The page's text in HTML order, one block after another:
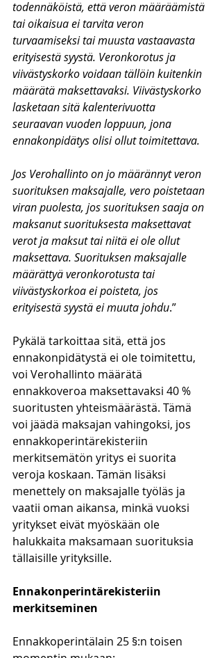
todennäköistä, että veron määräämistä
tai oikaisua ei tarvita veron
turvaamiseksi tai muusta vastaavasta
erityisestä syystä. Veronkorotus ja
viivästyskorko voidaan tällöin kuitenkin
määrätä maksettavaksi. Viivästyskorko
lasketaan sitä kalenterivuotta
seuraavan vuoden loppuun, jona
ennakonpidätys olisi ollut toimitettava.
Jos Verohallinto on jo määrännyt veron
suorituksen maksajalle, vero poistetaan
viran puolesta, jos suorituksen saaja on
maksanut suorituksesta maksettavat
verot ja maksut tai niitä ei ole ollut
maksettava. Suorituksen maksajalle
määrättyä veronkorotusta tai
viivästyskorkoa ei poisteta, jos
erityisestä syystä ei muuta johdu.”
Pykälä tarkoittaa sitä, että jos
ennakonpidätystä ei ole toimitettu,
voi Verohallinto määrätä
ennakkoveroa maksettavaksi 40 %
suoritusten yhteismäärästä. Tämä
voi jäädä maksajan vahingoksi, jos
ennakkoperintärekisteriin
merkitsemätön yritys ei suorita
veroja koskaan. Tämän lisäksi
menettely on maksajalle työläs ja
vaatii oman aikansa, minkä vuoksi
yritykset eivät myöskään ole
halukkaita maksamaan suorituksia
tällaisille yrityksille.
Ennakonperintärekisteriin
merkitseminen
Ennakkoperintälain 25 §:n toisen